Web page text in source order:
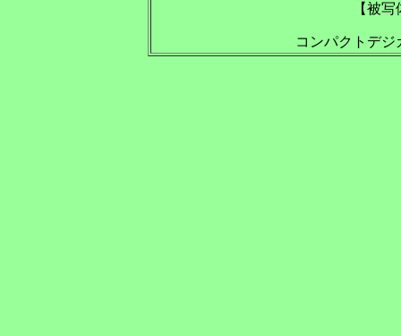
【被
コンパクトデ